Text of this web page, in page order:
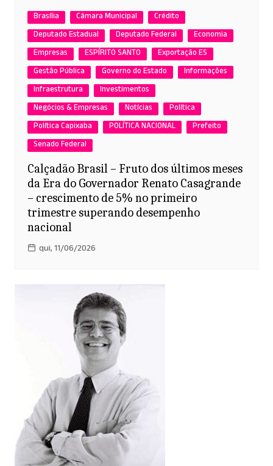
Brasília Câmara Municipal
Crédito
Deputado Estadual
Deputado Federal
Economia
Empresas
ESPÍRITO SANTO
Exportação ES
Gestão Pública
Governo do Estado
Informações
Infraestrutura
Investimentos
Negócios & Empresas
Notícias
Política
Política Capixaba
POLÍTICA NACIONAL
Prefeito
Senado Federal
Calçadão Brasil – Fruto dos últimos meses
da Era do Governador Renato Casagrande
– crescimento de 5% no primeiro
trimestre superando desempenho
nacional
qui, 11/06/2026